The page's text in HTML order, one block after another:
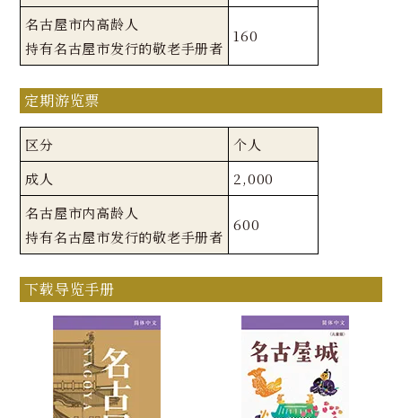
名古屋市内高龄人
持有名古屋市发行的敬老手册者
160
定期游览票
区分
个人
成人
2,000
名古屋市内高龄人
持有名古屋市发行的敬老手册者
600
下载导览手册